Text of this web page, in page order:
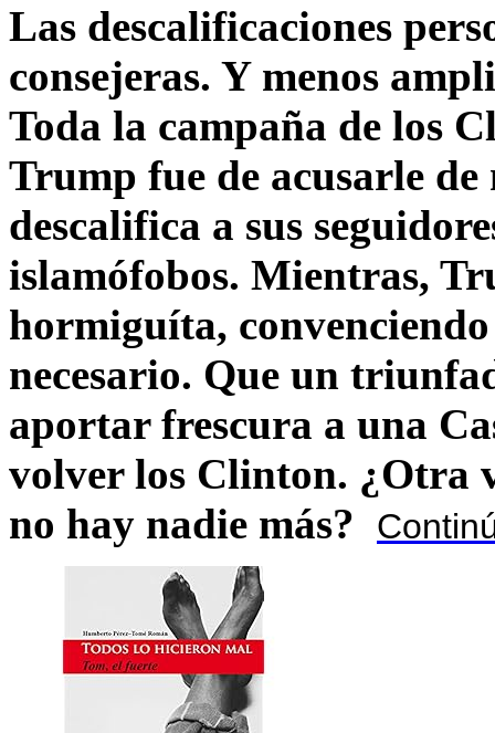
Las descalificaciones
consejeras. Y menos
Toda la campaña de los
Trump fue de acusarle
descalifica a sus
islamófobos. Mientras,
hormiguíta,
necesario. Que un
aportar frescura a una
volver los Clinton. ¿Otra
no hay nadie más?